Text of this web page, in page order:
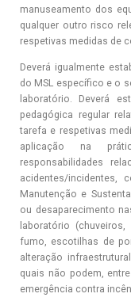
manuseamento dos
qualquer outro risco
respetivas medidas de
Deverá igualmente
do MSL específico e o
laboratório. Deverá
pedagógica regular
tarefa e respetivas
aplicação na
responsabilidades
acidentes/incidentes,
Manutenção e
ou desaparecimento
laboratório
fumo, escotilhas de
alteração
quais não podem,
emergência contra